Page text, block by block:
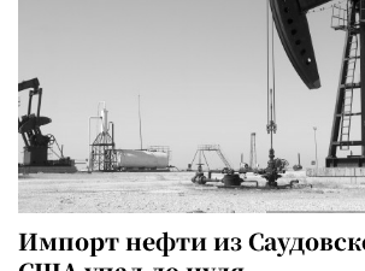
Импорт нефти из